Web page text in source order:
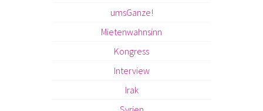
umsGanze!
Mietenwahnsinn
Kongress
Interview
Irak